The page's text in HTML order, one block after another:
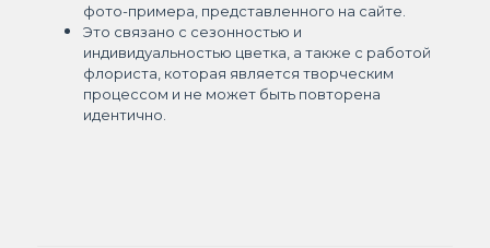
фото-примера, представленного на сайте.
Это связано с сезонностью и
индивидуальностью цветка, а также с работой
флориста, которая является творческим
процессом и не может быть повторена
идентично.